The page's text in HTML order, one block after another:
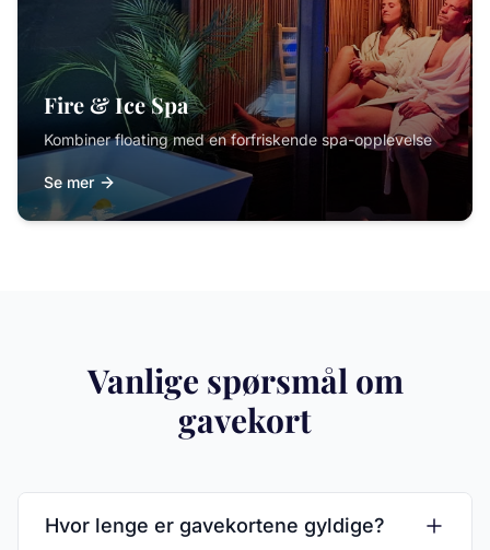
Fire & Ice Spa
Kombiner floating med en forfriskende spa-opplevelse
Se mer
Vanlige spørsmål om
gavekort
Hvor lenge er gavekortene gyldige?